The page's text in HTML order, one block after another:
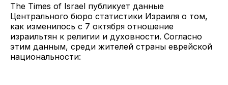
The Times of Israel публикует данные
Центрального бюро статистики Израиля о том,
как изменилось с 7 октября отношение
израильтян к религии и духовности. Согласно
этим данным, среди жителей страны еврейской
национальности: